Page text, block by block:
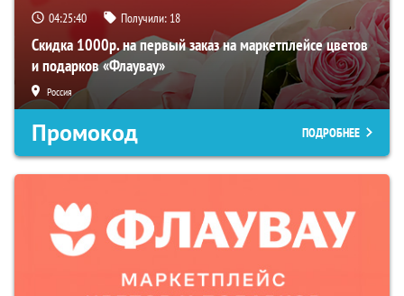
04:25:39 Получили: 18
Скидка 1000р. на первый заказ на маркетплейсе цветов
и подарков «Флаувау»
Россия
Промокод ПОДРОБНЕЕ